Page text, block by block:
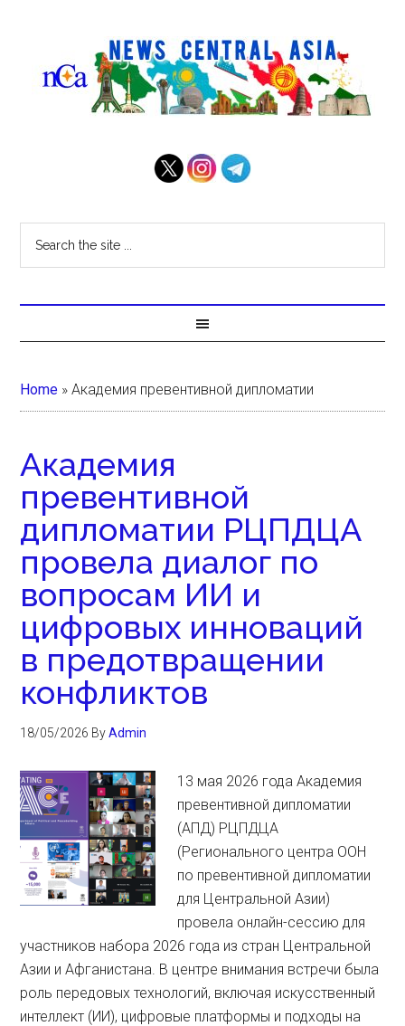
Home »Академия превентивной дипломатии
Академия
превентивной
дипломатии РЦПДЦА
провела диалог по
вопросам ИИ и
цифровых инноваций
в предотвращении
конфликтов
18/05/2026 ByAdmin
13 мая 2026 года Академия
превентивной дипломатии
(АПД) РЦПДЦА
(Регионального центра ООН
по превентивной дипломатии
для Центральной Азии)
провела онлайн-сессию для
участников набора 2026 года из стран Центральной
Азии и Афганистана. В центре внимания встречи была
роль передовых технологий, включая искусственный
интеллект (ИИ), цифровые платформы и подходы на